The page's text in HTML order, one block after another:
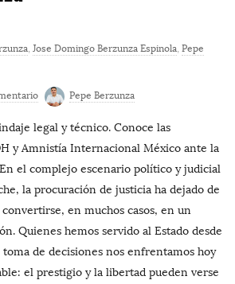
, Jose Domingo Berzunza Espinola, Pepe
Pepe Berzunza
legal y técnico. Conoce las
y Amnistía Internacional México ante la
el complejo escenario político y judicial
la procuración de justicia ha dejado de
en muchos casos, en un
Quienes hemos servido al Estado desde
de decisiones nos enfrentamos hoy
el prestigio y la libertad pueden verse